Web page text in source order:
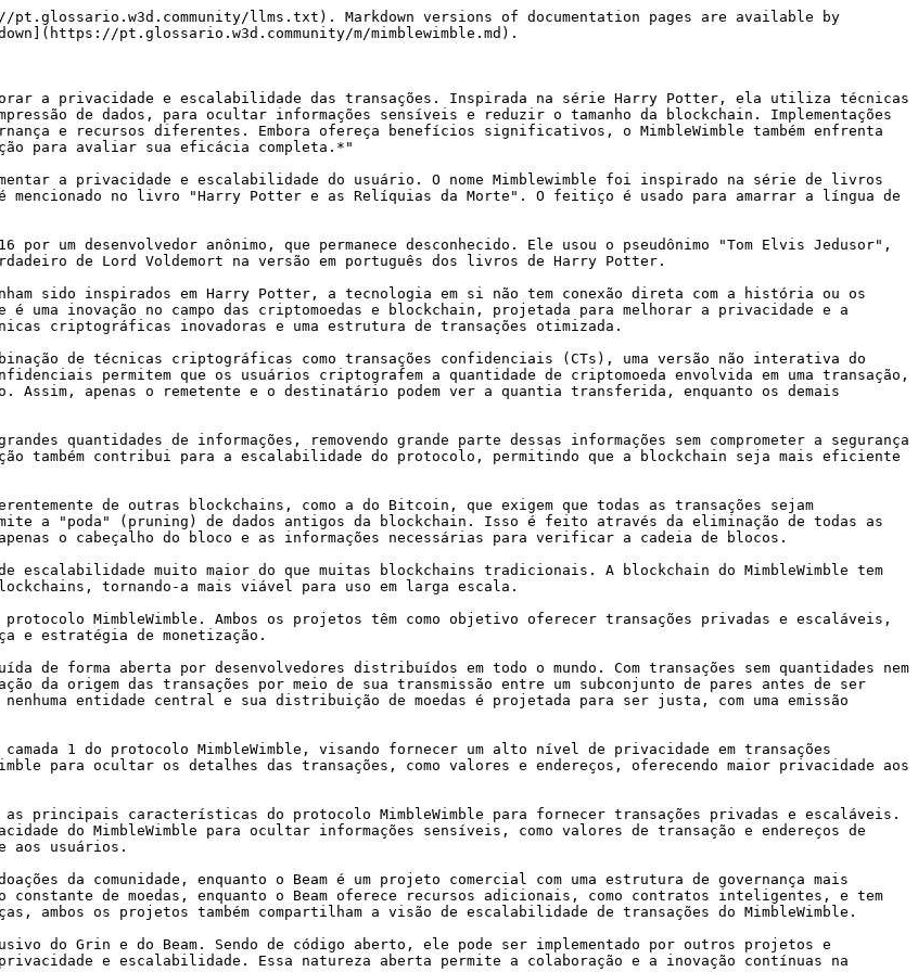
llms.txt). Markdown versions of documentation pages are available by
pt.glossario.w3d.community/m/mimblewimble.md).
a privacidade e escalabilidade das transações. Inspirada na série Harry Potter, ela utiliza técnicas
de dados, para ocultar informações sensíveis e reduzir o tamanho da blockchain. Implementações
e recursos diferentes. Embora ofereça benefícios significativos, o MimbleWimble também enfrenta
para avaliar sua eficácia completa.*"
a privacidade e escalabilidade do usuário. O nome Mimblewimble foi inspirado na série de livros
no livro "Harry Potter e as Relíquias da Morte". O feitiço é usado para amarrar a língua de
um desenvolvedor anônimo, que permanece desconhecido. Ele usou o pseudônimo "Tom Elvis Jedusor",
de Lord Voldemort na versão em português dos livros de Harry Potter.
sido inspirados em Harry Potter, a tecnologia em si não tem conexão direta com a história ou os
uma inovação no campo das criptomoedas e blockchain, projetada para melhorar a privacidade e a
criptográficas inovadoras e uma estrutura de transações otimizada.
de técnicas criptográficas como transações confidenciais (CTs), uma versão não interativa do
permitem que os usuários criptografem a quantidade de criptomoeda envolvida em uma transação,
Assim, apenas o remetente e o destinatário podem ver a quantia transferida, enquanto os demais
quantidades de informações, removendo grande parte dessas informações sem comprometer a segurança
também contribui para a escalabilidade do protocolo, permitindo que a blockchain seja mais eficiente
de outras blockchains, como a do Bitcoin, que exigem que todas as transações sejam
a "poda" (pruning) de dados antigos da blockchain. Isso é feito através da eliminação de todas as
o cabeçalho do bloco e as informações necessárias para verificar a cadeia de blocos.
de escalabilidade muito maior do que muitas blockchains tradicionais. A blockchain do MimbleWimble tem
tornando-a mais viável para uso em larga escala.
protocolo MimbleWimble. Ambos os projetos têm como objetivo oferecer transações privadas e escaláveis,
e estratégia de monetização.
de forma aberta por desenvolvedores distribuídos em todo o mundo. Com transações sem quantidades nem
da origem das transações por meio de sua transmissão entre um subconjunto de pares antes de ser
entidade central e sua distribuição de moedas é projetada para ser justa, com uma emissão
camada 1 do protocolo MimbleWimble, visando fornecer um alto nível de privacidade em transações
para ocultar os detalhes das transações, como valores e endereços, oferecendo maior privacidade aos
as principais características do protocolo MimbleWimble para fornecer transações privadas e escaláveis.
do MimbleWimble para ocultar informações sensíveis, como valores de transação e endereços de
aos usuários.
da comunidade, enquanto o Beam é um projeto comercial com uma estrutura de governança mais
de moedas, enquanto o Beam oferece recursos adicionais, como contratos inteligentes, e tem
ambos os projetos também compartilham a visão de escalabilidade de transações do MimbleWimble.
do Grin e do Beam. Sendo de código aberto, ele pode ser implementado por outros projetos e
e escalabilidade. Essa natureza aberta permite a colaboração e a inovação contínuas na